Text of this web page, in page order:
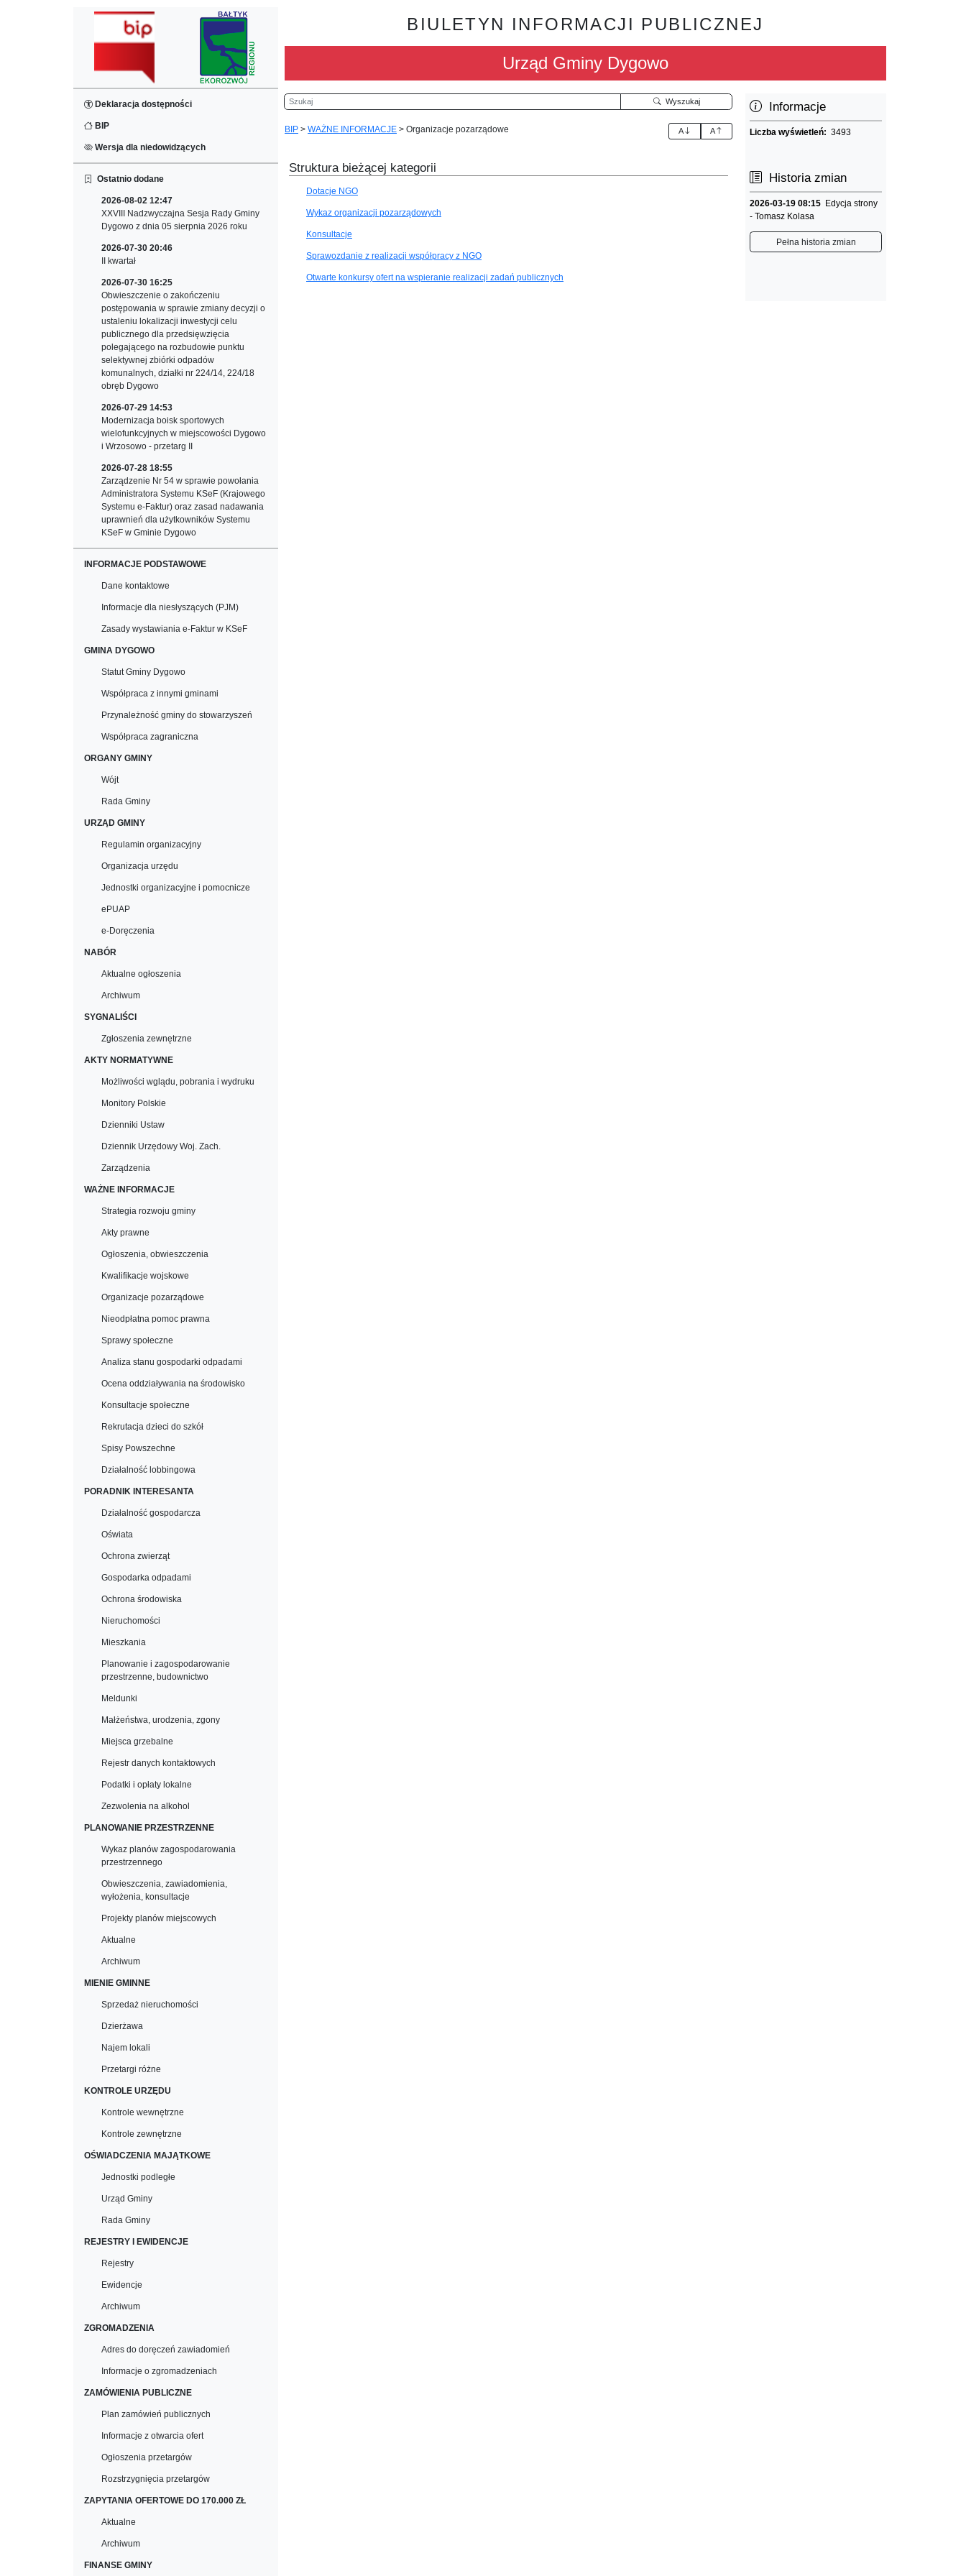
Deklaracja dostępności
BIP
Wersja dla niedowidzących
Ostatnio dodane
2026-08-02 12:47
XXVIII Nadzwyczajna Sesja Rady Gminy
Dygowo z dnia 05 sierpnia 2026 roku
2026-07-30 20:46
II kwartał
2026-07-30 16:25
Obwieszczenie o zakończeniu
postępowania w sprawie zmiany decyzji o
ustaleniu lokalizacji inwestycji celu
publicznego dla przedsięwzięcia
polegającego na rozbudowie punktu
selektywnej zbiórki odpadów
komunalnych, działki nr 224/14, 224/18
obręb Dygowo
2026-07-29 14:53
Modernizacja boisk sportowych
wielofunkcyjnych w miejscowości Dygowo
i Wrzosowo - przetarg II
2026-07-28 18:55
Zarządzenie Nr 54 w sprawie powołania
Administratora Systemu KSeF (Krajowego
Systemu e-Faktur) oraz zasad nadawania
uprawnień dla użytkowników Systemu
KSeF w Gminie Dygowo
INFORMACJE PODSTAWOWE
Dane kontaktowe
Informacje dla niesłyszących (PJM)
Zasady wystawiania e-Faktur w KSeF
GMINA DYGOWO
Statut Gminy Dygowo
Współpraca z innymi gminami
Przynależność gminy do stowarzyszeń
Współpraca zagraniczna
ORGANY GMINY
Wójt
Rada Gminy
URZĄD GMINY
Regulamin organizacyjny
Organizacja urzędu
Jednostki organizacyjne i pomocnicze
ePUAP
e-Doręczenia
NABÓR
Aktualne ogłoszenia
Archiwum
SYGNALIŚCI
Zgłoszenia zewnętrzne
AKTY NORMATYWNE
Możliwości wglądu, pobrania i wydruku
Monitory Polskie
Dzienniki Ustaw
Dziennik Urzędowy Woj. Zach.
Zarządzenia
WAŻNE INFORMACJE
Strategia rozwoju gminy
Akty prawne
Ogłoszenia, obwieszczenia
Kwalifikacje wojskowe
Organizacje pozarządowe
Nieodpłatna pomoc prawna
Sprawy społeczne
Analiza stanu gospodarki odpadami
Ocena oddziaływania na środowisko
Konsultacje społeczne
Rekrutacja dzieci do szkół
Spisy Powszechne
Działalność lobbingowa
PORADNIK INTERESANTA
Działalność gospodarcza
Oświata
Ochrona zwierząt
Gospodarka odpadami
Ochrona środowiska
Nieruchomości
Mieszkania
Planowanie i zagospodarowanie
przestrzenne, budownictwo
Meldunki
Małżeństwa, urodzenia, zgony
Miejsca grzebalne
Rejestr danych kontaktowych
Podatki i opłaty lokalne
Zezwolenia na alkohol
PLANOWANIE PRZESTRZENNE
Wykaz planów zagospodarowania
przestrzennego
Obwieszczenia, zawiadomienia,
wyłożenia, konsultacje
Projekty planów miejscowych
Aktualne
Archiwum
MIENIE GMINNE
Sprzedaż nieruchomości
Dzierżawa
Najem lokali
Przetargi różne
KONTROLE URZĘDU
Kontrole wewnętrzne
Kontrole zewnętrzne
OŚWIADCZENIA MAJĄTKOWE
Jednostki podległe
Urząd Gminy
Rada Gminy
REJESTRY I EWIDENCJE
Rejestry
Ewidencje
Archiwum
ZGROMADZENIA
Adres do doręczeń zawiadomień
Informacje o zgromadzeniach
ZAMÓWIENIA PUBLICZNE
Plan zamówień publicznych
Informacje z otwarcia ofert
Ogłoszenia przetargów
Rozstrzygnięcia przetargów
ZAPYTANIA OFERTOWE DO 170.000 ZŁ
Aktualne
Archiwum
FINANSE GMINY
BIULETYN INFORMACJI PUBLICZNEJ
Urząd Gminy Dygowo
Szukaj Wyszukaj
BIP > WAŻNE INFORMACJE > Organizacje pozarządowe A A
Struktura bieżącej kategorii
Dotacje NGO
Wykaz organizacji pozarządowych
Konsultacje
Sprawozdanie z realizacji współpracy z NGO
Otwarte konkursy ofert na wspieranie realizacji zadań publicznych
Informacje
Liczba wyświetleń:3493
Historia zmian
2026-03-19 08:15 Edycja strony
- Tomasz Kolasa
Pełna historia zmian